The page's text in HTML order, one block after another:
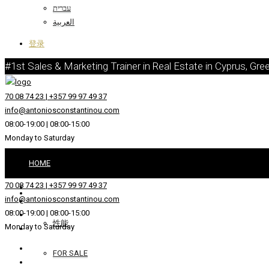
עברית
العربية
登录
#1st Sales & Marketing Trainer in Real Estate in Cyprus,
70 08 74 23 | +357 99 97 49 37
info@antoniosconstantinou.com
08:00-19:00 | 08:00-15:00
Monday to Saturday
HOME
性能
FOR SALE
70 08 74 23 | +357 99 97 49 37
info@antoniosconstantinou.com
08:00-19:00 | 08:00-15:00
Monday to Saturday